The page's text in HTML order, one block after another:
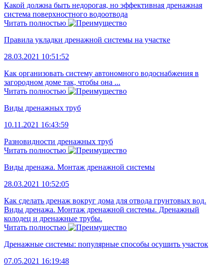
Какой должна быть недорогая, но эффективная дренажная
система поверхностного водоотвода
Читать полностью
Правила укладки дренажной системы на участке
28.03.2021 10:51:52
Как организовать систему автономного водоснабжения в
загородном доме так, чтобы она ...
Читать полностью
Виды дренажных труб
10.11.2021 16:43:59
Разновидности дренажных труб
Читать полностью
Виды дренажа. Монтаж дренажной системы
28.03.2021 10:52:05
Как сделать дренаж вокруг дома для отвода грунтовых вод.
Виды дренажа. Монтаж дренажной системы. Дренажный
колодец и дренажные трубы.
Читать полностью
Дренажные системы: популярные способы осушить участок
07.05.2021 16:19:48